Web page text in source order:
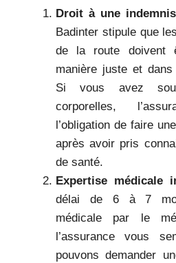
Droit à une
Badinter stipule que
de la route doivent
manière juste et
Si vous avez
corporelles,
l’obligation de faire
après avoir pris
de santé.
Expertise médicale
délai de 6 à 7
médicale par le
l’assurance vous
pouvons demander